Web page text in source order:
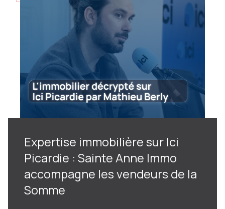
Expertise immobilière sur Ici
Picardie : Sainte Anne Immo
accompagne les vendeurs de la
Somme